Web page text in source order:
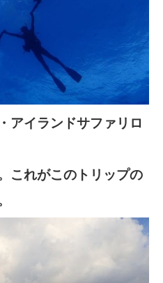
アイランドサファリロ
これがこのトリップの